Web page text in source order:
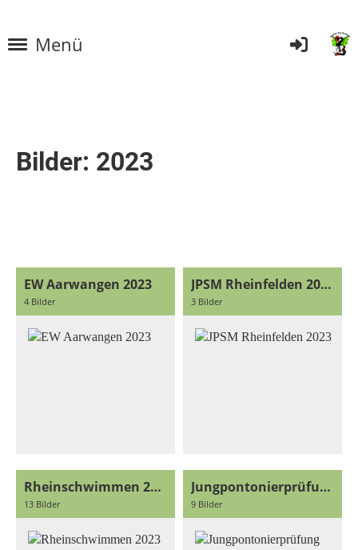
Menü
Bilder: 2023
EW Aarwangen 2023
4 Bilder
JPSM Rheinfelden 2023
3 Bilder
Rheinschwimmen 2023
13 Bilder
Jungpontonierprüfung
9 Bilder